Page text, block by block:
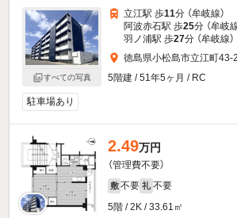
すべての写真
立江駅 歩11分 （牟岐線）
阿波赤石駅 歩25分 （牟岐線
羽ノ浦駅 歩27分 （牟岐線）
徳島県小松島市立江町43-2
5階建 / 51年5ヶ月 / RC
駐車場あり
2.49万円
（管理費不要）
敷 不要 礼 不要
5階 / 2K / 33.61㎡